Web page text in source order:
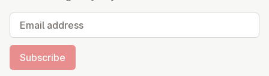
Email address
Subscribe